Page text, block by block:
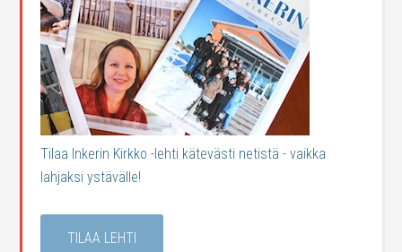
Tilaa Inkerin Kirkko -lehti kätevästi netistä - vaikka
lahjaksi ystävälle!
TILAA LEHTI